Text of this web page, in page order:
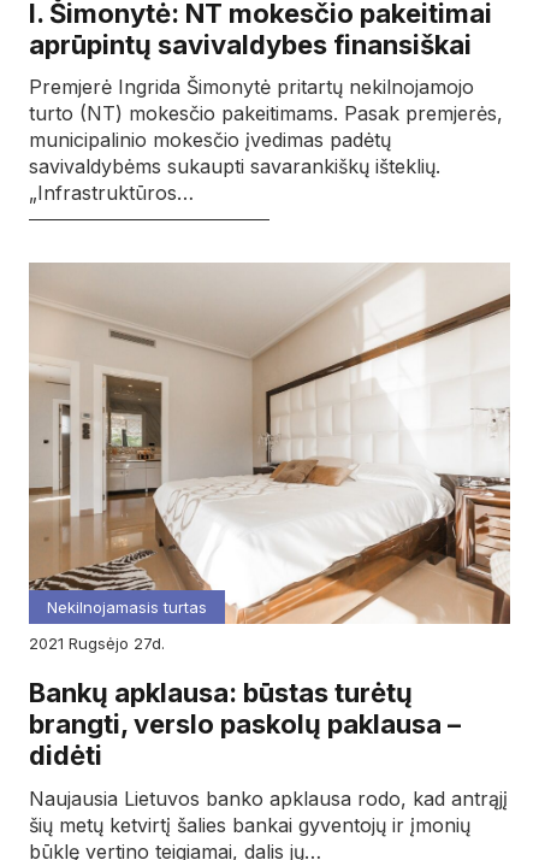
I. Šimonytė: NT mokesčio pakeitimai
aprūpintų savivaldybes finansiškai
Premjerė Ingrida Šimonytė pritartų nekilnojamojo
turto (NT) mokesčio pakeitimams. Pasak premjerės,
municipalinio mokesčio įvedimas padėtų
savivaldybėms sukaupti savarankiškų išteklių.
„Infrastruktūros…
Nekilnojamasis turtas
2021
rugsėjo 27d.
Bankų apklausa: būstas turėtų
brangti, verslo paskolų paklausa –
didėti
Naujausia Lietuvos banko apklausa rodo, kad antrąjį
šių metų ketvirtį šalies bankai gyventojų ir įmonių
būklę vertino teigiamai, dalis jų…